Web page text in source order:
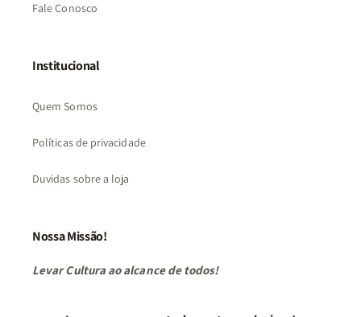
Fale Conosco
Institucional
Quem Somos
Políticas de privacidade
Duvidas sobre a loja
Nossa Missão!
Levar Cultura ao alcance de todos!